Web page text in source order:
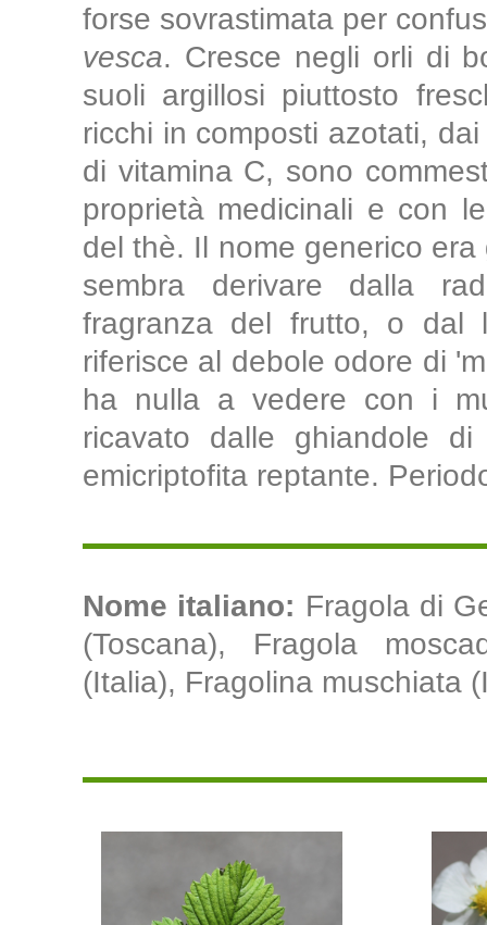
forse sovrastimata per
vesca. Cresce negli orli di
suoli argillosi piuttosto
ricchi in composti azotati,
di vitamina C, sono
proprietà medicinali e con
del thè. Il nome generico
sembra derivare dalla
fragranza del frutto, o dal
riferisce al debole odore di
ha nulla a vedere con i
ricavato dalle ghiandole di
emicriptofita reptante.
Nome italiano: Fragola di
(Toscana), Fragola
(Italia), Fragolina muschiata